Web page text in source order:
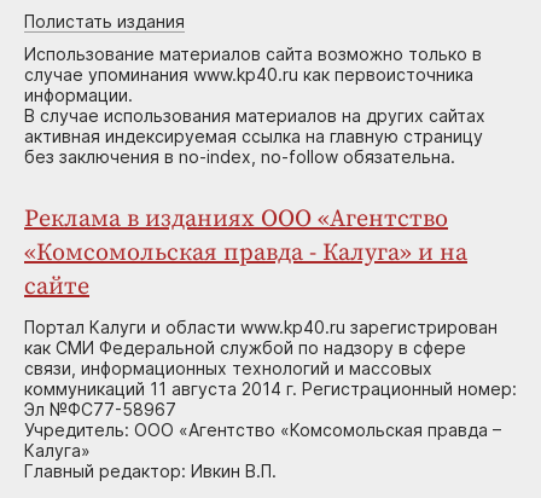
Полистать издания
Использование материалов сайта возможно только в
случае упоминания www.kp40.ru как первоисточника
информации.
В случае использования материалов на других сайтах
активная индексируемая ссылка на главную страницу
без заключения в no-index, no-follow обязательна.
Реклама в изданиях ООО «Агентство
«Комсомольская правда - Калуга» и на
сайте
Портал Калуги и области www.kp40.ru зарегистрирован
как СМИ Федеральной службой по надзору в сфере
связи, информационных технологий и массовых
коммуникаций 11 августа 2014 г. Регистрационный номер:
Эл №ФС77-58967
Учредитель: ООО «Агентство «Комсомольская правда –
Калуга»
Главный редактор: Ивкин В.П.